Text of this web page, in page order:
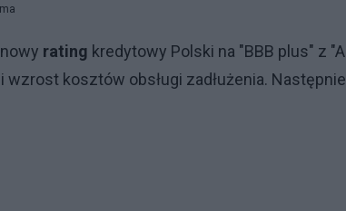
rating kredytowy Polski na "BBB plus" z "A
kosztów obsługi zadłużenia. Następnie